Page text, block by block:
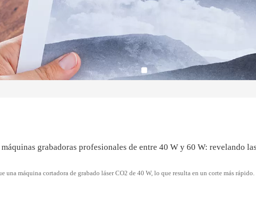
grabadoras profesionales de entre 40 W y 60 W: revelando
una máquina cortadora de grabado láser CO2 de 40 W, lo que resulta en un corte más rápido.